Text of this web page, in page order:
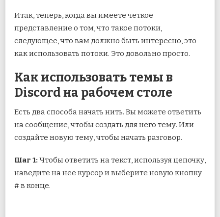
Итак, теперь, когда вы имеете четкое
представление о том, что такое потоки,
следующее, что вам должно быть интересно, это
как использовать потоки. Это довольно просто.
Как использовать темы в
Discord на рабочем столе
Есть два способа начать нить. Вы можете ответить
на сообщение, чтобы создать для него тему. Или
создайте новую тему, чтобы начать разговор.
Шаг 1: Чтобы ответить на текст, используя цепочку,
наведите на нее курсор и выберите новую кнопку
# в конце.